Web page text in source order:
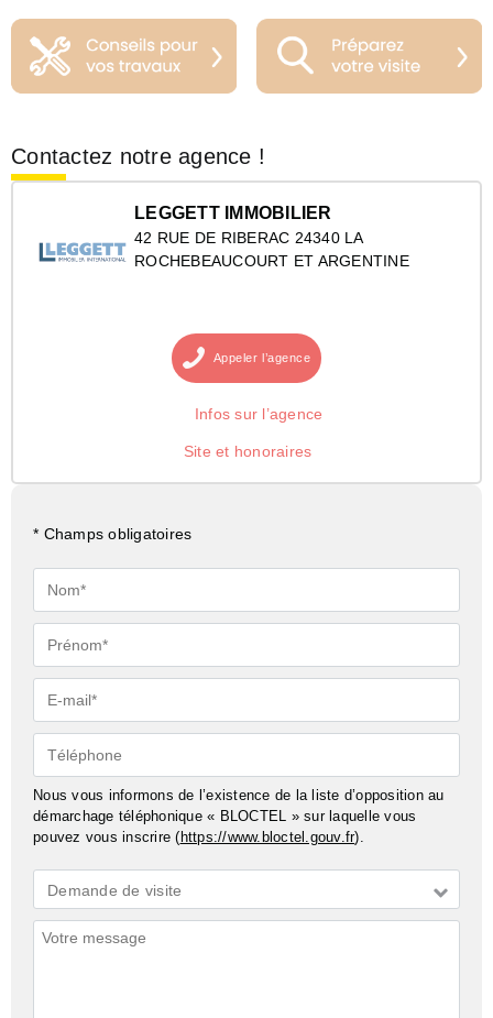
Contactez notre agence !
LEGGETT IMMOBILIER
42 RUE DE RIBERAC 24340 LA
ROCHEBEAUCOURT ET ARGENTINE
Appeler l’agence
Infos sur l’agence
Site et honoraires
* Champs obligatoires
Nom*
Prénom*
E-
mail*
Téléphone
Nous vous informons de l’existence de la liste d’opposition au
démarchage téléphonique « BLOCTEL » sur laquelle vous
pouvez vous inscrire (https://www.bloctel.gouv.fr).
Demande
*
Demande de visite
Commentaires